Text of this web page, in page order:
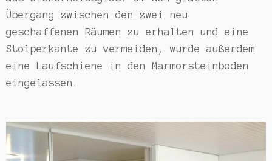
Übergang zwischen den zwei neu
geschaffenen Räumen zu erhalten und eine
Stolperkante zu vermeiden, wurde außerdem
eine Laufschiene in den Marmorsteinboden
eingelassen.